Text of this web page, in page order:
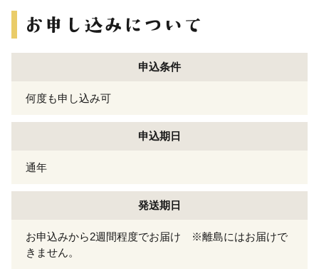
申込条件
何度も申し込み可
申込期日
通年
発送期日
お申込みから2週間程度でお届け ※離島にはお届けで
きません。